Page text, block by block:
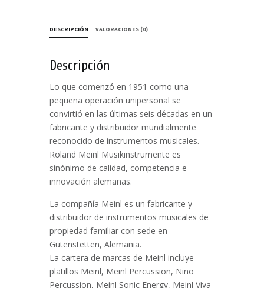
DESCRIPCIÓN VALORACIONES (0)
Descripción
Lo que comenzó en 1951 como una
pequeña operación unipersonal se
convirtió en las últimas seis décadas en un
fabricante y distribuidor mundialmente
reconocido de instrumentos musicales.
Roland Meinl Musikinstrumente es
sinónimo de calidad, competencia e
innovación alemanas.
La compañía Meinl es un fabricante y
distribuidor de instrumentos musicales de
propiedad familiar con sede en
Gutenstetten, Alemania.
La cartera de marcas de Meinl incluye
platillos Meinl, Meinl Percussion, Nino
Percussion, Meinl Sonic Energy, Meinl Viva